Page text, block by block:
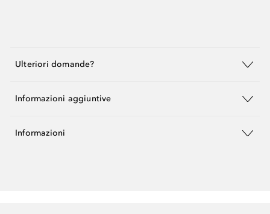
Ulteriori domande?
Informazioni aggiuntive
Informazioni